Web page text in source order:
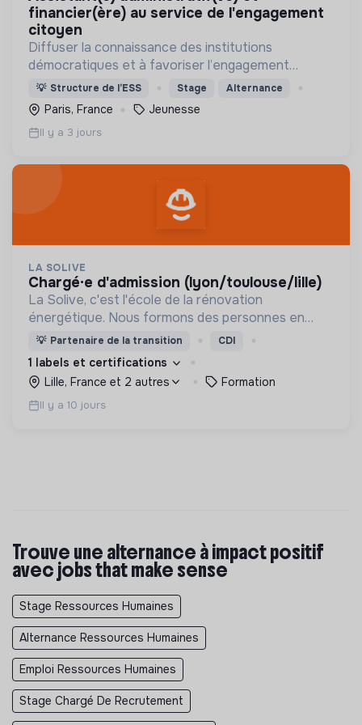
financier(ère) au service de l'engagement
citoyen
Diffuser la connaissance des institutions
démocratiques et à favoriser l’engagement
civique des jeunes
💡 Structure de l’ESS Stage Alternance
Paris, France Jeunesse
Il y a 3 jours
LA SOLIVE
chargé·e d'admission (lyon/toulouse/lille)
La Solive, c'est l'école de la rénovation
énergétique. Nous formons des personnes en
reconversion aux métiers de la rénovation
énergétique : chefs de projet, installateurs de
pompe à chaleur, etc.
💡 Partenaire de la transition CDI
1 labels et certifications
Lille, France et 2 autres
Formation
Il y a 10 jours
Trouve une alternance à impact positif
avec jobs that make sense
Stage Ressources Humaines
Alternance Ressources Humaines
Emploi Ressources Humaines
Stage Chargé De Recrutement